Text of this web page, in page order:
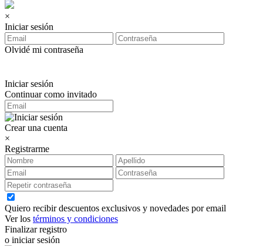
×
Iniciar sesión
Olvidé mi contraseña
Iniciar sesión
Continuar como invitado
Crear una cuenta
×
Registrarme
Quiero recibir descuentos exclusivos y novedades por email
Ver los términos y condiciones
Finalizar registro
o iniciar sesión